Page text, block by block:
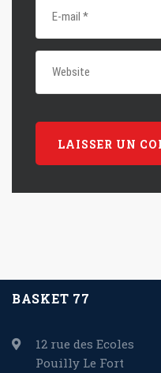
BASKET 77
12 rue des Ecoles
Pouilly Le Fort